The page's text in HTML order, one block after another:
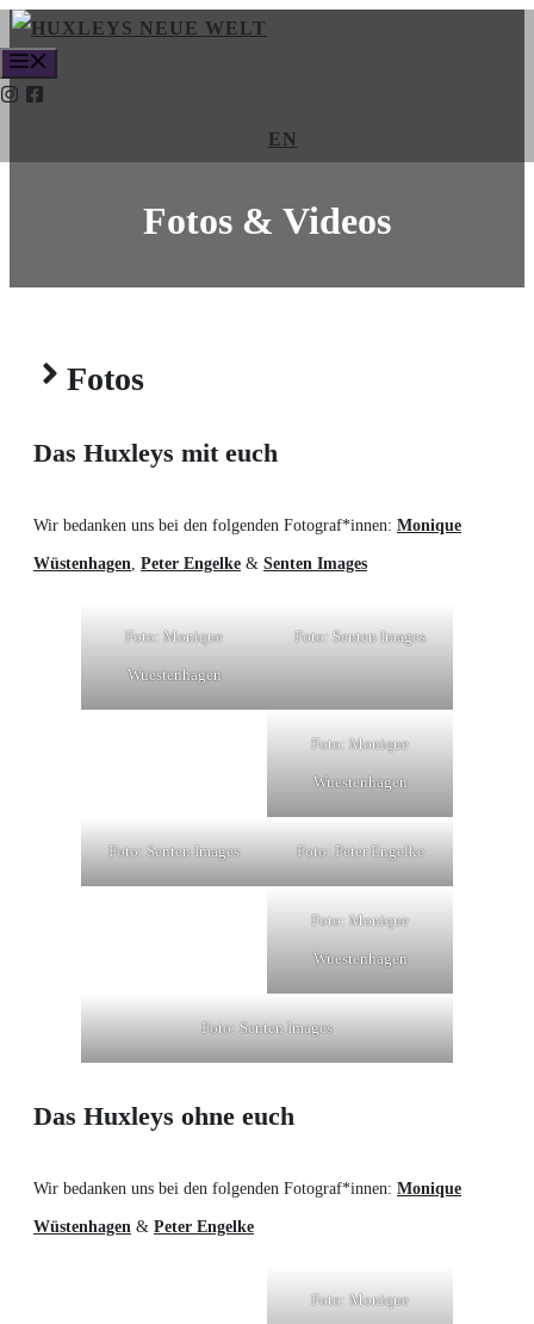
Zum
Inhalt
springen
EN
Fotos & Videos
Fotos
Das Huxleys miteuch
Wir bedanken uns bei den folgenden Fotograf*innen: Monique
Wüstenhagen Peter Engelke & Senten Images
Foto: Monique
Wuestenhagen
Foto: Senten Images
Foto: Monique
Wuestenhagen
Foto: Senten Images Foto: Peter Engelke
Foto: Monique
Wuestenhagen
Foto: Senten Images
Das Huxleys ohne euch
Wir bedanken uns bei den folgenden Fotograf*innen: Monique
Wüstenhagen & Peter Engelke
Foto: Monique